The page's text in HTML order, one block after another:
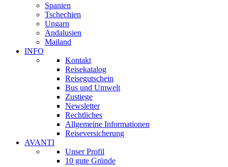
Spanien
Tschechien
Ungarn
Andalusien
Mailand
INFO
Kontakt
Reisekatalog
Reisegutschein
Bus und Umwelt
Zustiege
Newsletter
Rechtliches
Allgemeine Informationen
Reiseversicherung
AVANTI
Unser Profil
10 gute Gründe